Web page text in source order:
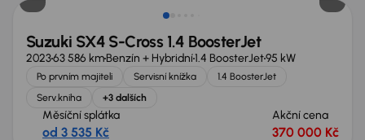
Suzuki SX4 S-Cross 1.4 BoosterJet
202363 586 kmBenzín + Hybridní1.4 BoosterJet95 kW
Po prvním majiteli Servisní knížka
1.4 BoosterJet
Serv.kniha
+3 dalších
Měsíční splátka
od 3 535 Kč
Akční cena
370 000 Kč